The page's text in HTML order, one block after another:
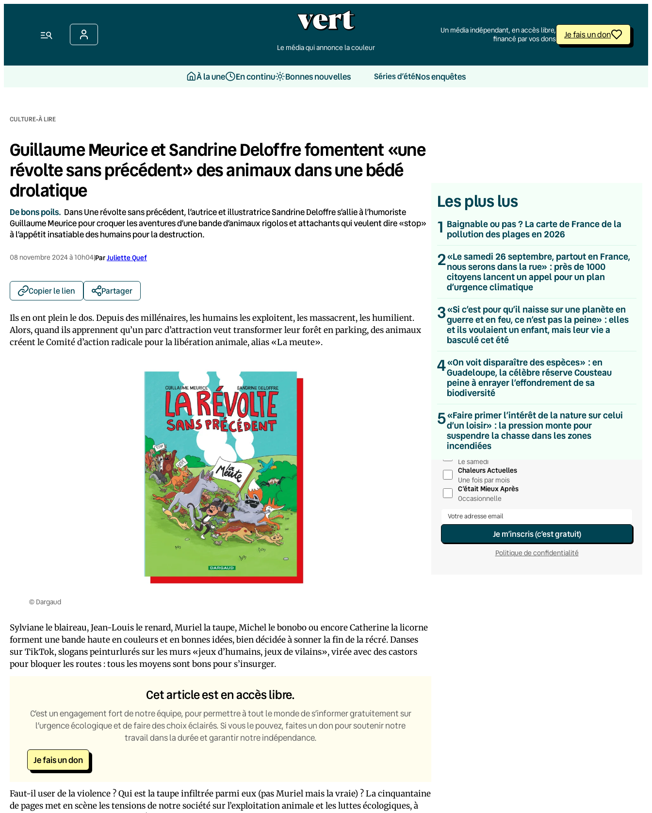
Menu
Le média qui annonce la couleur
Un média indépendant, en accès libre,
financé par vos dons
Je fais un don
À la une En continu Bonnes nouvelles Séries d’étéNos enquêtes
CULTURE·À LIRE
Guillaume Meurice et Sandrine Deloffre fomentent «une
révolte sans précédent» des animaux dans une bédé
drolatique
De bons poils. Dans Une révolte sans précédent, l’autrice et illustratrice Sandrine Deloffre s’allie à l’humoriste
Guillaume Meurice pour croquer les aventures d’une bande d’animaux rigolos et attachants qui veulent dire «stop»
à l’appétit insatiable des humains pour la destruction.
08 novembre 2024 à 10h04|ParJuliette Quef
Copier le lien Partager
Ils en ont plein le dos. Depuis des millénaires, les humains les exploitent, les massacrent, les humilient.
Alors, quand ils apprennent qu’un parc d’attraction veut transformer leur forêt en parking, des animaux
créent le Comité d’action radicale pour la libération animale, alias «La meute».
© Dargaud
Sylviane le blaireau, Jean-Louis le renard, Muriel la taupe, Michel le bonobo ou encore Catherine la licorne
forment une bande haute en couleurs et en bonnes idées, bien décidée à sonner la fin de la récré. Danses
sur TikTok, slogans peinturlurés sur les murs «jeux d’humains, jeux de vilains», virée avec des castors
pour bloquer les routes : tous les moyens sont bons pour s’insurger.
Cet article est en accès libre.
C’est un engagement fort de notre équipe, pour permettre à tout le monde de s’informer gratuitement sur
l’urgence écologique et de faire des choix éclairés. Si vous le pouvez, faites un don pour soutenir notre
travail dans la durée et garantir notre indépendance.
Je fais un don
Faut-il user de la violence ? Qui est la taupe infiltrée parmi eux (pas Muriel mais la vraie) ? La cinquantaine
de pages met en scène les tensions de notre société sur l’exploitation animale et les luttes écologiques, à
Les plus lus
1 Baignable ou pas ? La carte de France de la
pollution des plages en 2026
2«Le samedi 26 septembre, partout en France,
nous serons dans la rue» : près de 1000
citoyens lancent un appel pour un plan
d’urgence climatique
3«Si c’est pour qu’il naisse sur une planète en
guerre et en feu, ce n’est pas la peine» : elles
et ils voulaient un enfant, mais leur vie a
basculé cet été
4«On voit disparaître des espèces» : en
Guadeloupe, la célèbre réserve Cousteau
peine à enrayer l’effondrement de sa
biodiversité
5«Faire primer l’intérêt de la nature sur celui
d’un loisir» : la pression monte pour
suspendre la chasse dans les zones
incendiées
💌 Inscrivez-vous à nos newsletters
Quotidienne
Du lundi au vendredi
Hebdomadaire
Le samedi
Chaleurs Actuelles
Une fois par mois
C’était Mieux Après
Occasionnelle
Je m’inscris (c’est gratuit)
Politique de confidentialité